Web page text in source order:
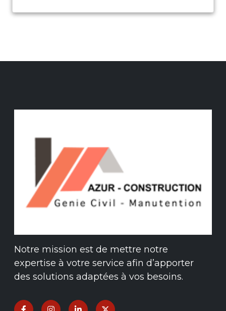
Notre mission est de mettre notre
expertise à votre service afin d’apporter
des solutions adaptées à vos besoins.